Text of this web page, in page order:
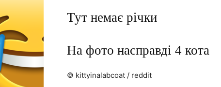
Тут немає річки
На фото насправді 4 кота
© kittyinalabcoat / reddit